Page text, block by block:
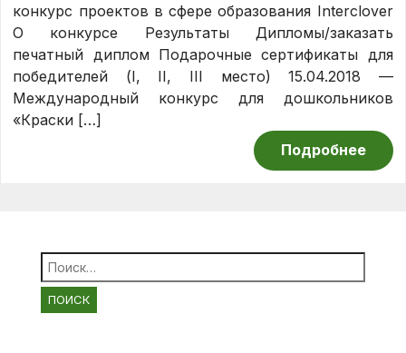
конкурс проектов в сфере образования Interclover
О конкурсе Результаты Дипломы/заказать
печатный диплом Подарочные сертификаты для
победителей (I, II, III место) 15.04.2018 —
Международный конкурс для дошкольников
«Краски […]
Подробнее
Найти: